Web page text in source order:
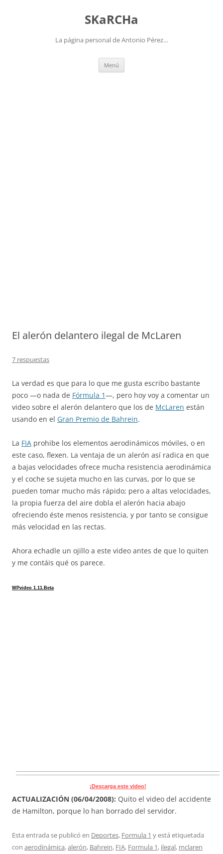
SKaRCHa
La página personal de Antonio Pérez…
Menú
El alerón delantero ilegal de McLaren
7 respuestas
La verdad es que para lo que me gusta escribo bastante
poco —o nada de Fórmula 1—, pero hoy voy a comentar un
video sobre el alerón delantero que los de McLaren están
usando en el Gran Premio de Bahrein.
La FIA prohibe los elementos aerodinámicos móviles, o en
este caso, flexen. La ventaja de un alerón así radica en que
a bajas velocidades ofrece mucha resistencia aerodinámica
y el coche se sujeta mucho en las curvas, por lo que se
pueden tomar mucho más rápido; pero a altas velocidades,
la propia fuerza del aire dobla el alerón hacia abajo
ofreciendo éste menos resistencia, y por tanto se consigue
más velocidad en las rectas.
Ahora echadle un ojillo a este video antes de que lo quiten
y me contáis qué os parece.
WPvideo 1.11.Beta
¡Descarga este video!
ACTUALIZACIÓN (06/04/2008): Quito el video del accidente
de Hamilton, porque lo han borrado del servidor.
Esta entrada se publicó en Deportes, Formula 1 y está etiquetada
con aerodinámica,alerón, Bahrein, FIA, Formula 1, ilegal, mclaren